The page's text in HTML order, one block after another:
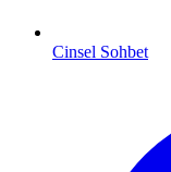
Cinsel Sohbet